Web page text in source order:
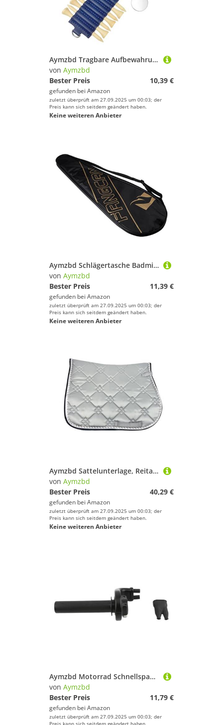
Aymzbd Tragbare Aufbewahrungstasche, Organizer Und Übungstasche für Golf Tees, Blau
von Aymzbd
Bester Preis
10,39 €
gefunden bei Amazon
zuletzt überprüft am 27.09.2025 um 00:03; der
Preis kann sich seitdem geändert haben.
Keine weiteren Anbieter
Aymzbd Schlägertasche Badmintontasche Badmintonschläger Sportschlägertasche Squashtasche für Erwachsene Kinder, Schwarz
von Aymzbd
Bester Preis
11,39 €
gefunden bei Amazon
zuletzt überprüft am 27.09.2025 um 00:03; der
Preis kann sich seitdem geändert haben.
Keine weiteren Anbieter
Aymzbd Sattelunterlage, Reitausrüstung, Atmungsaktiv, Bequem, Schweißabsorbierend, Kissen
von Aymzbd
Bester Preis
40,29 €
gefunden bei Amazon
zuletzt überprüft am 27.09.2025 um 00:03; der
Preis kann sich seitdem geändert haben.
Keine weiteren Anbieter
Aymzbd Motorrad Schnellspanngriffe, Ersatz, Einfache Reparatur, Kontrolle, Schwarz
von Aymzbd
Bester Preis
11,79 €
gefunden bei Amazon
zuletzt überprüft am 27.09.2025 um 00:03; der
Preis kann sich seitdem geändert haben.